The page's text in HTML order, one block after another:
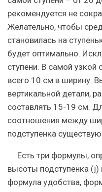
рекомендуется не
Желательно, чтобы
становилась на
будет оптимально.
ступени. В самой узкой
всего 10 см в ширину.
вертикальной детали,
составлять 15-19 см.
соотношения между
подступенка
Есть три формулы,
высоты подступенка (j)
формула удобства,